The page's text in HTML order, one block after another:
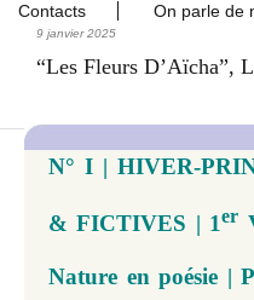
Contacts
On parle de
9 janvier 2025
“Les Fleurs D’Aïcha”,
N° I | HIVER-
& FICTIVES | 1er
Nature en poésie |